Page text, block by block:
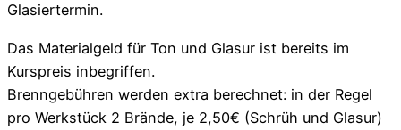
Glasiertermin.
Das Materialgeld für Ton und Glasur ist bereits im
Kurspreis inbegriffen.
Brenngebühren werden extra berechnet: in der Regel
pro Werkstück 2 Brände, je 2,50€ (Schrüh und Glasur)